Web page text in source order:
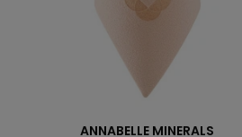
ANNABELLE MINERALS